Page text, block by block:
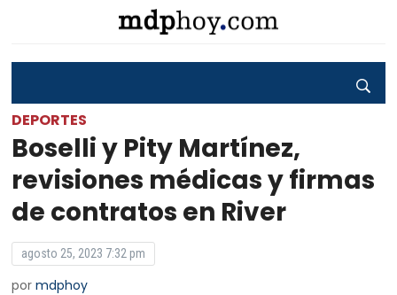
DEPORTES
Boselli y Pity Martínez,
revisiones médicas y firmas
de contratos en River
agosto 25, 2023 7:32 pm
pormdphoy